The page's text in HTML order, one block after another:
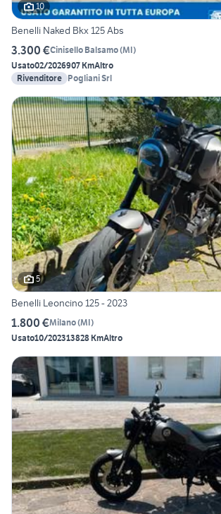
10
Benelli Naked Bkx 125 Abs
3.300 €Cinisello Balsamo(MI)
Usato02/2026907 KmAltro
Rivenditore Pogliani Srl
5
Benelli Leoncino 125 - 2023
1.800 €Milano(MI)
Usato10/202313828 KmAltro